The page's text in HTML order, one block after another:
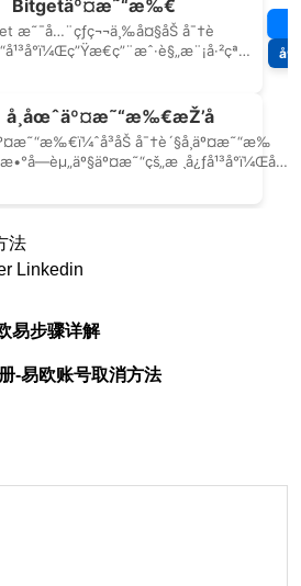
法
Linkedin
易步骤详解
-易欧账号取消方法